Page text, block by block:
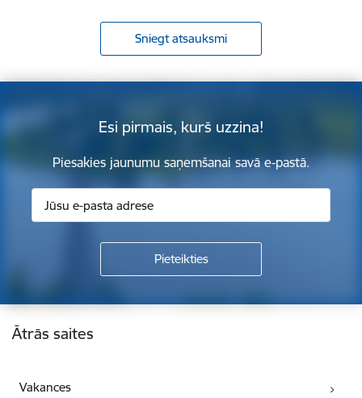
Sniegt atsauksmi
Esi pirmais, kurš uzzina!
Piesakies jaunumu saņemšanai savā e-pastā.
Kājene
Ātrās saites
Vakances